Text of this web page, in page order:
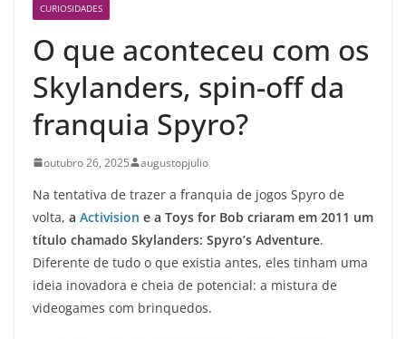
CURIOSIDADES
O que aconteceu com os
Skylanders, spin-off da
franquia Spyro?
outubro 26, 2025 augustopjulio
Na tentativa de trazer a franquia de jogos Spyro de
volta, a Activision e a Toys for Bob criaram em 2011 um
título chamado Skylanders: Spyro’s Adventure.
Diferente de tudo o que existia antes, eles tinham uma
ideia inovadora e cheia de potencial: a mistura de
videogames com brinquedos.